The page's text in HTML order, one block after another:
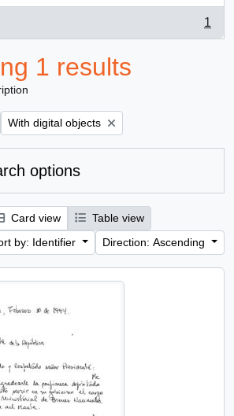
1
1 results
Remove filter:
With digital objects
options
Card view
Table view
by: Identifier
Direction: Ascending